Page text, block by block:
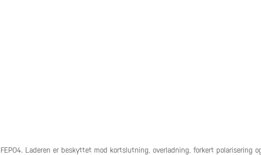
Laderen er beskyttet mod kortslutning, overladning, forkert polarisering